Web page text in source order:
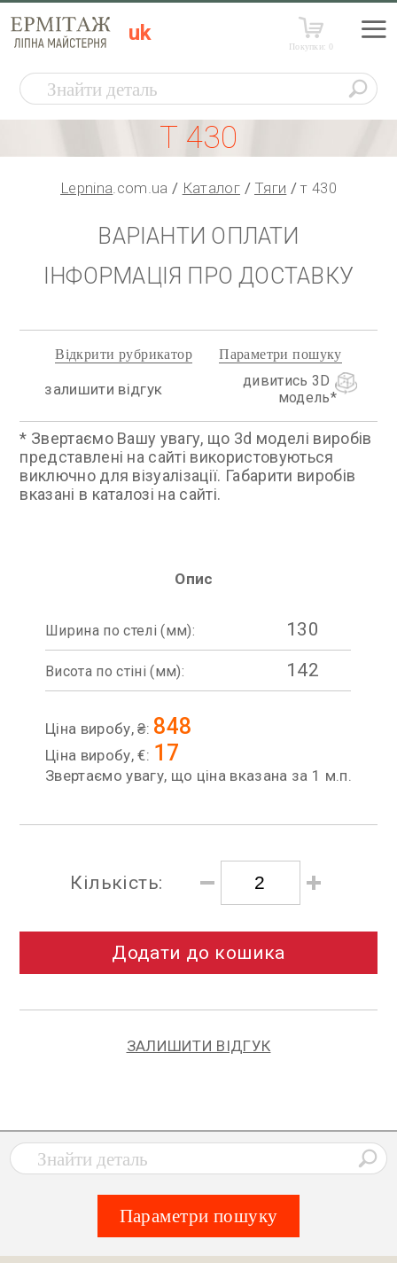
uk
Покупки:0
Т 430
Lepnina.com.ua Каталог Тяги т 430
ВАРІАНТИ ОПЛАТИ
ІНФОРМАЦІЯ ПРО ДОСТАВКУ
залишити відгук
дивитись 3D
модель
Відкрити рубрикатор Параметри пошуку
* Звертаємо Вашу увагу, що 3d моделі виробів
представлені на сайті використовуються
виключно для візуалізації. Габарити виробів
вказані в каталозі на сайті.
Опис
Ширина по стелі (мм): 130
Висота по стіні (мм): 142
Ціна виробу, ₴: 848
Ціна виробу, €: 17
Звертаємо увагу, що ціна вказана за 1 м.п.
Кількість:
Додати до кошика
ЗАЛИШИТИ ВІДГУК
Параметри пошуку